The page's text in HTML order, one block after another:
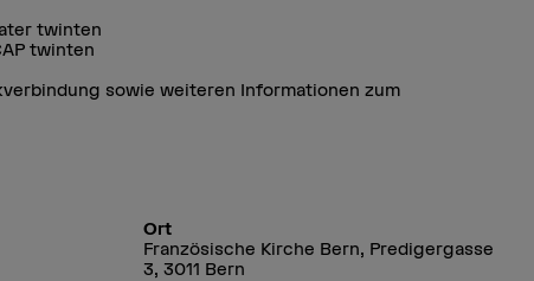
twinten
twinten
sowie weiteren Informationen zum
Ort
Französische Kirche Bern, Predigergasse
3, 3011 Bern